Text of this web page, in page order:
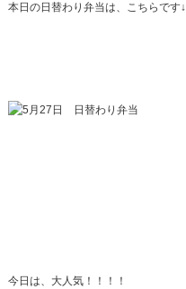
本日の日替わり弁当は、こちらです↓
今日は、大人気！！！！